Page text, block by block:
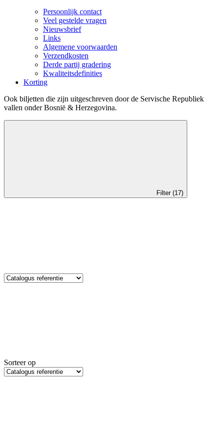
Persoonlijk contact
Veel gestelde vragen
Nieuwsbrief
Links
Algemene voorwaarden
Verzendkosten
Derde partij gradering
Kwaliteitsdefinities
Korting
Ook biljetten die zijn uitgeschreven door de Servische Republiek
vallen onder Bosnië & Herzegovina.
Filter (17)
Sorteer op